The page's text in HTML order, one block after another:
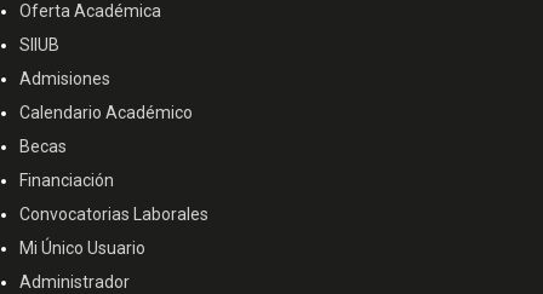
Oferta Académica
SIIUB
Admisiones
Calendario Académico
Becas
Financiación
Convocatorias Laborales
Mi Único Usuario
Administrador